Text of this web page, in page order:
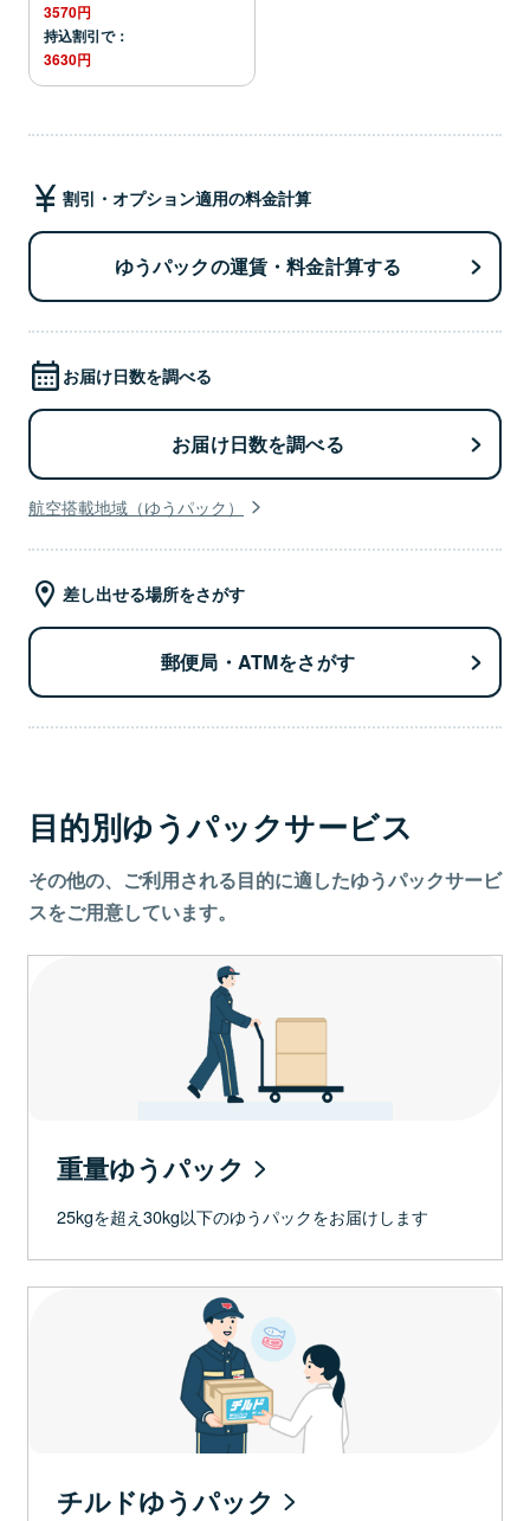
3570円
持込割引で：
3630円
割引・オプション適用の料金計算
ゆうパックの運賃・料金計算する
お届け日数を調べる
お届け日数を調べる
航空搭載地域（ゆうパック）
差し出せる場所をさがす
郵便局・ATMをさがす
目的別ゆうパックサービス
その他の、ご利用される目的に適したゆうパックサービ
スをご用意しています。
重量ゆうパック
25kgを超え30kg以下のゆうパックをお届けします
チルドゆうパック